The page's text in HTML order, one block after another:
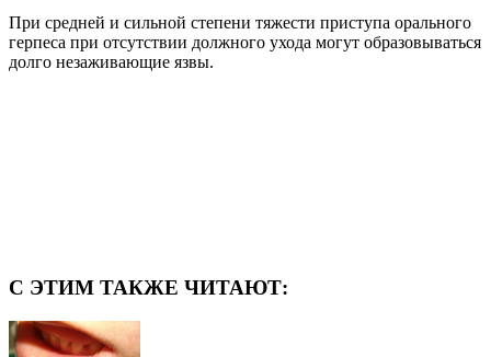
При средней и сильной степени тяжести приступа орального
герпеса при отсутствии должного ухода могут образовываться
долго незаживающие язвы.
С ЭТИМ ТАКЖЕ ЧИТАЮТ: